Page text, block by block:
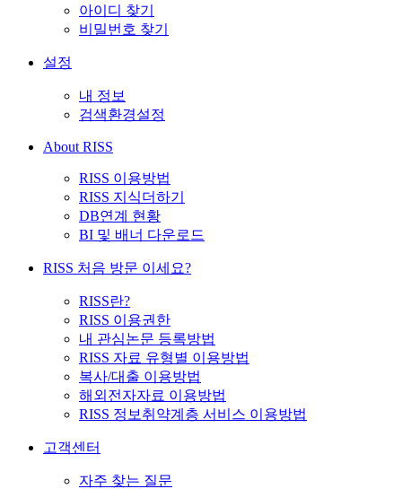
아이디 찾기
비밀번호 찾기
설정
내 정보
검색환경설정
About RISS
RISS 이용방법
RISS 지식더하기
DB연계 현황
BI 및 배너 다운로드
RISS 처음 방문 이세요?
RISS란?
RISS 이용권한
내 관심논문 등록방법
RISS 자료 유형별 이용방법
복사/대출 이용방법
해외전자자료 이용방법
RISS 정보취약계층 서비스 이용방법
고객센터
자주 찾는 질문